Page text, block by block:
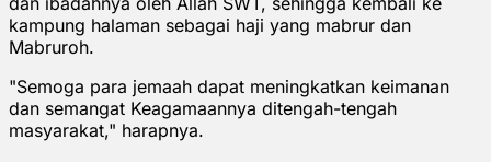
kampung halaman sebagai haji yang mabrur dan
Mabruroh.
"Semoga para jemaah dapat meningkatkan keimanan
dan semangat Keagamaannya ditengah-tengah
masyarakat," harapnya.